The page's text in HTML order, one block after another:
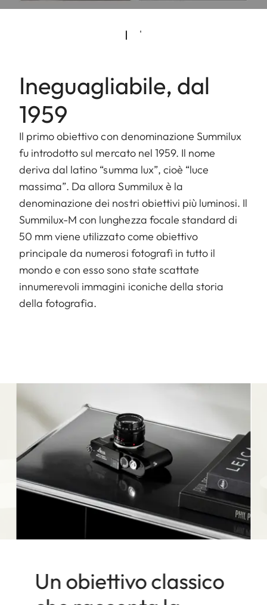
Ineguagliabile, dal
1959
Il primo obiettivo con denominazione Summilux
fu introdotto sul mercato nel 1959. Il nome
deriva dal latino “summa lux”, cioè “luce
massima”. Da allora Summilux è la
denominazione dei nostri obiettivi più luminosi. Il
Summilux-M con lunghezza focale standard di
50 mm viene utilizzato come obiettivo
principale da numerosi fotografi in tutto il
mondo e con esso sono state scattate
innumerevoli immagini iconiche della storia
della fotografia.
Un obiettivo classico